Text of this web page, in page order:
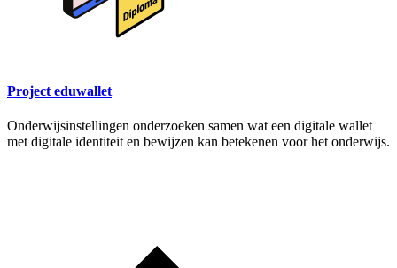
Project eduwallet
Onderwijsinstellingen onderzoeken samen wat een digitale wallet
met digitale identiteit en bewijzen kan betekenen voor het onderwijs.